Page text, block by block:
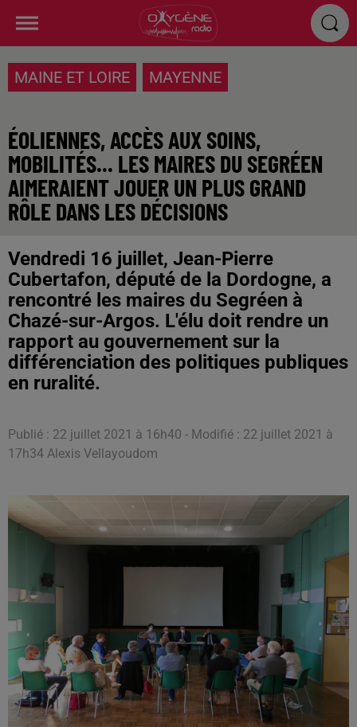
MAINE ET LOIRE MAYENNE
ÉOLIENNES, ACCÈS AUX SOINS,
MOBILITÉS... LES MAIRES DU SEGRÉEN
AIMERAIENT JOUER UN PLUS GRAND
RÔLE DANS LES DÉCISIONS
Vendredi 16 juillet, Jean-Pierre
Cubertafon, député de la Dordogne, a
rencontré les maires du Segréen à
Chazé-sur-Argos. L'élu doit rendre un
rapport au gouvernement sur la
différenciation des politiques publiques
en ruralité.
Publié : 22 juillet 2021 à 16h40 - Modifié : 22 juillet 2021 à
17h34 Alexis Vellayoudom